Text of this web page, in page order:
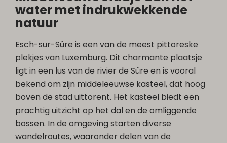
water met indrukwekkende
natuur
Esch-sur-Sûre is een van de meest pittoreske
plekjes van Luxemburg. Dit charmante plaatsje
ligt in een lus van de rivier de Sûre en is vooral
bekend om zijn middeleeuwse kasteel, dat hoog
boven de stad uittorent. Het kasteel biedt een
prachtig uitzicht op het dal en de omliggende
bossen. In de omgeving starten diverse
wandelroutes, waaronder delen van de